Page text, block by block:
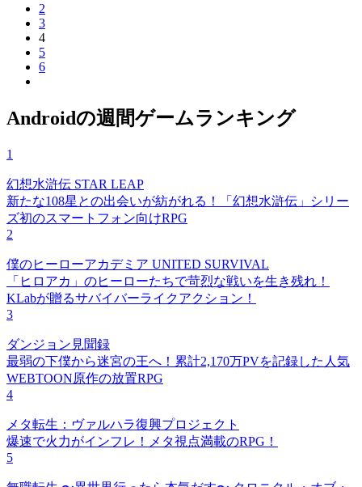
2
3
4
5
6
Androidの週間ゲームランキング
1
幻想水滸伝 STAR LEAP
新たな108星との出会いが紡がれる！「幻想水滸伝」シリー
ズ初のスマートフォン向けRPG
2
僕のヒーローアカデミア UNITED SURVIVAL
「ヒロアカ」のヒーローたちで苛烈な戦いを生き残れ！
KLabが贈るサバイバーライクアクション！
3
ダンジョン見聞録
最弱の下僕から迷宮の王へ！累計2,170万PVを記録した人気
WEBTOON原作の放置RPG
4
メタ転生：ヴァルハラ復興プロジェクト
爆速で火力がインフレ！メタ視点満載のRPG！
5